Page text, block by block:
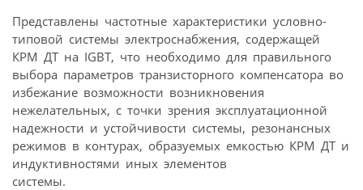
Представлены частотные характеристики условно-
типовой системы электроснабжения, содержащей
КРМ ДТ на IGBT, что необходимо для правильного
выбора параметров транзисторного компенсатора во
избежание возможности возникновения
нежелательных, с точки зрения эксплуатационной
надежности и устойчивости системы, резонансных
режимов в контурах, образуемых емкостью КРМ ДТ и
индуктивностями иных элементов
системы.